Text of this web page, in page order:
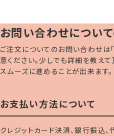
お問い合わせについ
ご注文についてのお問い合わせは
意ください。少しでも詳細を教え
スムーズに進めることが出来ます。
お支払い方法について
クレジットカード決済、銀行振込